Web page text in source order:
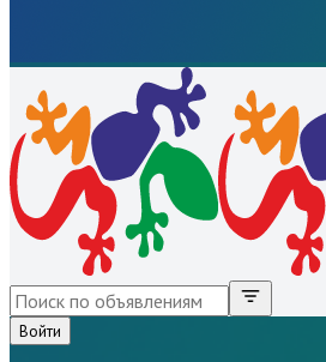
Войти